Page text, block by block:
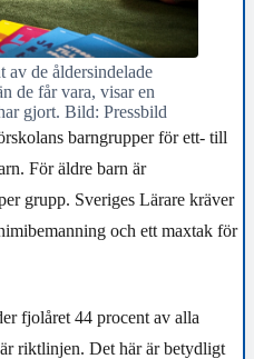
av de åldersindelade
de får vara, visar en
gjort. Bild: Pressbild
barngrupper för ett- till
För äldre barn är
grupp. Sveriges Lärare kräver
och ett maxtak för
fjolåret 44 procent av alla
riktlinjen. Det här är betydligt